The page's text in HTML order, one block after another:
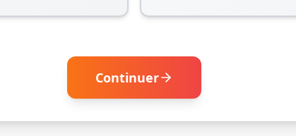
Continuer